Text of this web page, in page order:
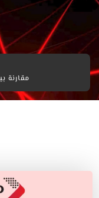
مقارنة